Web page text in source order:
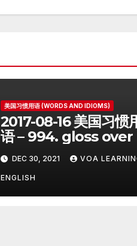
美国习惯用语 (WORDS AND IDIOMS)
2017-08-16 美国习惯
语 – 994. gloss over
DEC 30, 2021 VOA
ENGLISH